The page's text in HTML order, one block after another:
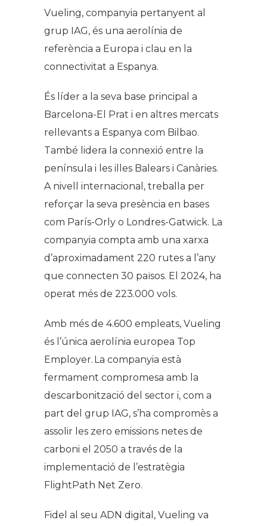
Vueling, companyia pertanyent al
grup IAG, és una aerolínia de
referència a Europa i clau en la
connectivitat a Espanya.
És líder a la seva base principal a
Barcelona-El Prat i en altres mercats
rellevants a Espanya com Bilbao.
També lidera la connexió entre la
península i les illes Balears i Canàries.
A nivell internacional, treballa per
reforçar la seva presència en bases
com París-Orly o Londres-Gatwick. La
companyia compta amb una xarxa
d’aproximadament 220 rutes a l’any
que connecten 30 països. El 2024, ha
operat més de 223.000 vols.
Amb més de 4.600 empleats, Vueling
és l’única aerolínia europea Top
Employer. La companyia està
fermament compromesa amb la
descarbonització del sector i, com a
part del grup IAG, s’ha compromès a
assolir les zero emissions netes de
carboni el 2050 a través de la
implementació de l’estratègia
FlightPath Net Zero.
Fidel al seu ADN digital, Vueling va